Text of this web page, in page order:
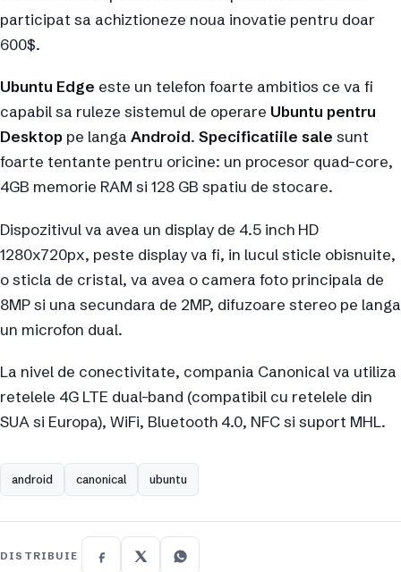
participat sa achiztioneze noua inovatie pentru doar
600$.
Ubuntu Edge este un telefon foarte ambitios ce va fi
capabil sa ruleze sistemul de operare Ubuntu pentru
Desktop pe langa Android. Specificatiile sale sunt
foarte tentante pentru oricine: un procesor quad-core,
4GB memorie RAM si 128 GB spatiu de stocare.
Dispozitivul va avea un display de 4.5 inch HD
1280x720px, peste display va fi, in lucul sticle obisnuite,
o sticla de cristal, va avea o camera foto principala de
8MP si una secundara de 2MP, difuzoare stereo pe langa
un microfon dual.
La nivel de conectivitate, compania Canonical va utiliza
retelele 4G LTE dual-band (compatibil cu retelele din
SUA si Europa), WiFi, Bluetooth 4.0, NFC si suport MHL.
android canonical ubuntu
DISTRIBUIE